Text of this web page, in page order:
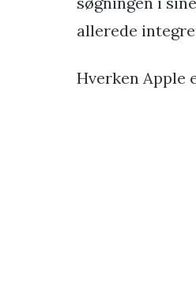
allerede
Hverken Apple